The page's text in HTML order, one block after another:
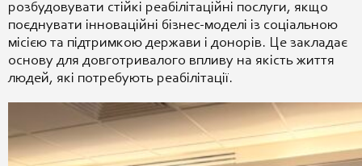
розбудовувати стійкі реабілітаційні послуги, якщо
поєднувати інноваційні бізнес-моделі із соціальною
місією та підтримкою держави і донорів. Це закладає
основу для довготривалого впливу на якість життя
людей, які потребують реабілітації.